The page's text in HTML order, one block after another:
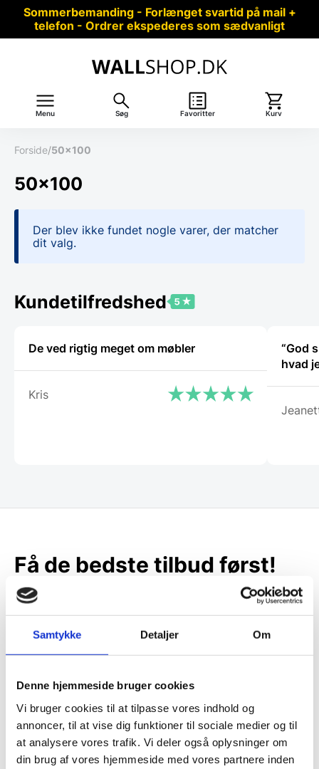
Samtykke Detaljer Om
Denne hjemmeside bruger cookies
Vi bruger cookies til at tilpasse vores indhold og
annoncer, til at vise dig funktioner til sociale medier og til
at analysere vores trafik. Vi deler også oplysninger om
din brug af vores hjemmeside med vores partnere inden
Sommerbemanding - Forlænget svartid på mail +
telefon - Ordrer ekspederes som sædvanligt
Menu Søg Favoritter Kurv
Forside/50x100
50x100
Der blev ikke fundet nogle varer, der matcher
dit valg.
Kundetilfredshed
De ved rigtig meget om møbler
Kris
“God
Få de bedste tilbud først!
Husk at tilmelde dig vores nyhedsbrev og vær først
til de bedste tilbud. Og bare rolig, vi spammer dig
ikke, men sender kun relevante tilbud og
informationer til dig.
Ja tak, tilmeld mig